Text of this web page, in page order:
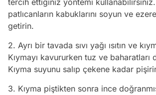
tercih ettiğiniz yöntemi
patlıcanların kabuklarını soyun ve
getirin.
2. Ayrı bir tavada sıvı yağı ısıtın ve
Kıymayı kavururken tuz ve baharatları
Kıyma suyunu salıp çekene kadar
3. Kıyma piştikten sonra ince